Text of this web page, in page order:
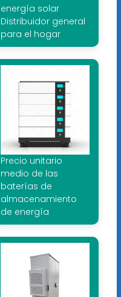
energía solar
Distribuidor general
para el hogar
Precio unitario
medio de las
baterías de
almacenamiento
de energía